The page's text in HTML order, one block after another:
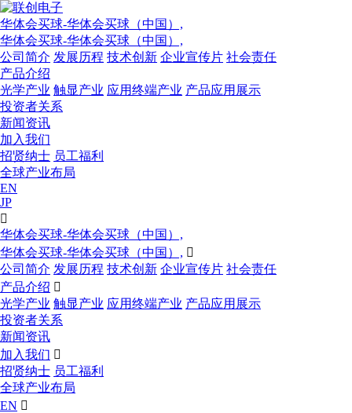
华体会买球-华体会买球（中国）,
华体会买球-华体会买球（中国）,
公司简介 发展历程 技术创新 企业宣传片 社会责任
产品介绍
光学产业 触显产业 应用终端产业 产品应用展示
投资者关系
新闻资讯
加入我们
招贤纳士 员工福利
全球产业布局
EN
JP

华体会买球-华体会买球（中国）,
华体会买球-华体会买球（中国）, 
公司简介 发展历程 技术创新 企业宣传片 社会责任
产品介绍 
光学产业 触显产业 应用终端产业 产品应用展示
投资者关系
新闻资讯
加入我们 
招贤纳士 员工福利
全球产业布局
EN 